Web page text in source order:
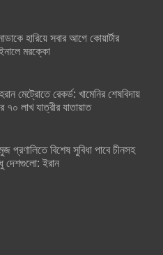
হারিয়ে সবার আগে কোয়ার্টার
মরক্কো
মেট্রোতে রেকর্ড: খামেনির শেষবিদায়
৭০ লাখ যাত্রীর যাতায়াত
প্রণালিতে বিশেষ সুবিধা পাবে চীনসহ
দেশগুলো: ইরান